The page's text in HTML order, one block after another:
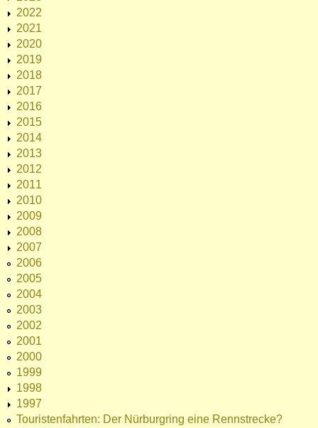
2022
2021
2020
2019
2018
2017
2016
2015
2014
2013
2012
2011
2010
2009
2008
2007
2006
2005
2004
2003
2002
2001
2000
1999
1998
1997
Touristenfahrten: Der Nürburgring eine Rennstrecke?